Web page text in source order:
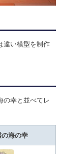
違い模型を制作
の幸と並べてレ
海の幸